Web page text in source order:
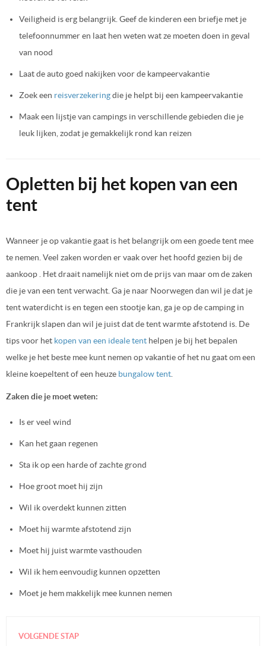
Veiligheid is erg belangrijk. Geef de kinderen een briefje met je
telefoonnummer en laat hen weten wat ze moeten doen in geval
van nood
Laat de auto goed nakijken voor de kampeervakantie
Zoek een reisverzekeringdie je helpt bij een kampeervakantie
Maak een lijstje van campings in verschillende gebieden die je
leuk lijken, zodat je gemakkelijk rond kan reizen
Opletten bij het kopen van een
tent
Wanneer je op vakantie gaat is het belangrijk om een goede tent mee
te nemen. Veel zaken worden er vaak over het hoofd gezien bij de
aankoop . Het draait namelijk niet om de prijs van maar om de zaken
die je van een tent verwacht. Ga je naar Noorwegen dan wil je dat je
tent waterdicht is en tegen een stootje kan, ga je op de camping in
Frankrijk slapen dan wil je juist dat de tent warmte afstotend is. De
tips voor het kopen van een ideale tent helpen je bij het bepalen
welke je het beste mee kunt nemen op vakantie of het nu gaat om een
kleine koepeltent of een heuze bungalow tent
Zaken die je moet weten:
Is er veel wind
Kan het gaan regenen
Sta ik op een harde of zachte grond
Hoe groot moet hij zijn
Wil ik overdekt kunnen zitten
Moet hij warmte afstotend zijn
Moet hij juist warmte vasthouden
Wil ik hem eenvoudig kunnen opzetten
Moet je hem makkelijk mee kunnen nemen
VOLGENDE STAP